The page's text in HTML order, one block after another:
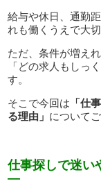
給与や休日、通勤
れも働くうえで大切
ただ、条件が増え
「どの求人もしっ
す。
そこで今回は 「仕
る理由」 について
仕事探しで迷い
—